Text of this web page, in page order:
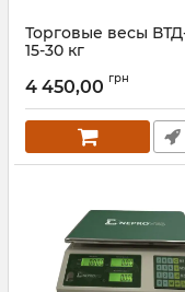
Торговые весы
15-30 кг
4 450,00 грн